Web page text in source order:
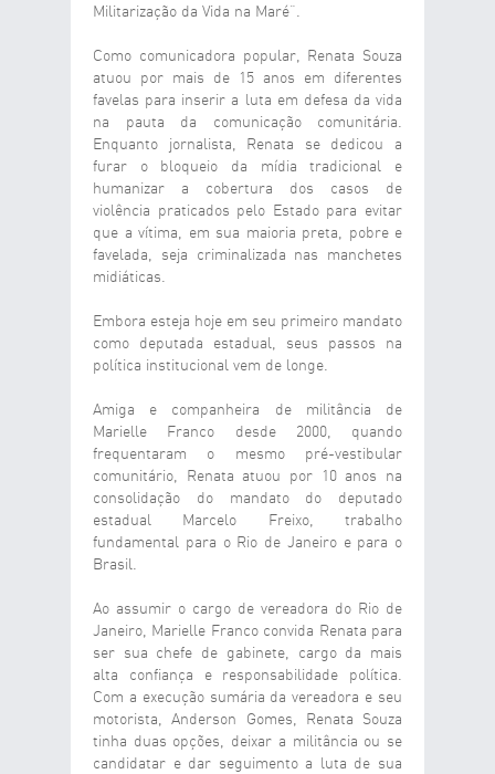
Militarização da Vida na Maré”.
Como comunicadora popular, Renata Souza
atuou por mais de 15 anos em diferentes
favelas para inserir a luta em defesa da vida
na pauta da comunicação comunitária.
Enquanto jornalista, Renata se dedicou a
furar o bloqueio da mídia tradicional e
humanizar a cobertura dos casos de
violência praticados pelo Estado para evitar
que a vítima, em sua maioria preta, pobre e
favelada, seja criminalizada nas manchetes
midiáticas.
Embora esteja hoje em seu primeiro mandato
como deputada estadual, seus passos na
política institucional vem de longe.
Amiga e companheira de militância de
Marielle Franco desde 2000, quando
frequentaram o mesmo pré-vestibular
comunitário, Renata atuou por 10 anos na
consolidação do mandato do deputado
estadual Marcelo Freixo, trabalho
fundamental para o Rio de Janeiro e para o
Brasil.
Ao assumir o cargo de vereadora do Rio de
Janeiro, Marielle Franco convida Renata para
ser sua chefe de gabinete, cargo da mais
alta confiança e responsabilidade política.
Com a execução sumária da vereadora e seu
motorista, Anderson Gomes, Renata Souza
tinha duas opções, deixar a militância ou se
candidatar e dar seguimento a luta de sua